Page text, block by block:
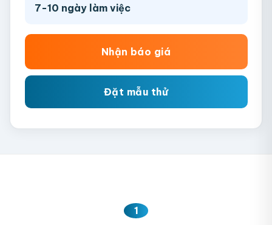
7-10 ngày làm việc
Nhận báo giá
Đặt mẫu thử
1